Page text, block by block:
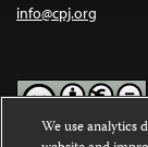
info@cpj.org
We use analytics